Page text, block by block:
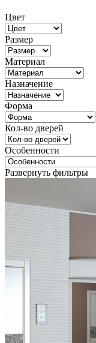
Цвет
Размер
Материал
Назначение
Форма
Кол-во дверей
Особенности
Развернуть фильтры